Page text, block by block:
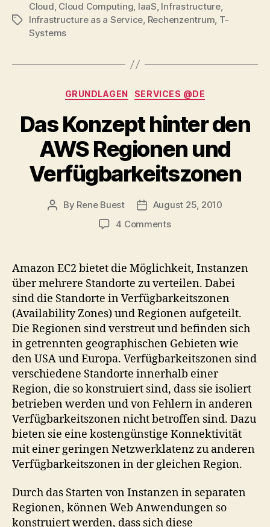
Tags
Cloud, Cloud Computing, IaaS, Infrastructure,
Infrastructure as a Service, Rechenzentrum, T-
Systems
Categories
GRUNDLAGEN SERVICES @DE
Das Konzept hinter den
AWS Regionen und
Verfügbarkeitszonen
Post
By Rene Buest
PostAugust 25, 2010
4 Commentson
hinter
den
AWS
Regionen
und
Verfügbarkeitszonen
Amazon EC2 bietet die Möglichkeit, Instanzen
über mehrere Standorte zu verteilen. Dabei
sind die Standorte in Verfügbarkeitszonen
(Availability Zones) und Regionen aufgeteilt.
Die Regionen sind verstreut und befinden sich
in getrennten geographischen Gebieten wie
den USA und Europa. Verfügbarkeitszonen sind
verschiedene Standorte innerhalb einer
Region, die so konstruiert sind, dass sie isoliert
betrieben werden und von Fehlern in anderen
Verfügbarkeitszonen nicht betroffen sind. Dazu
bieten sie eine kostengünstige Konnektivität
mit einer geringen Netzwerklatenz zu anderen
Verfügbarkeitszonen in der gleichen Region.
Durch das Starten von Instanzen in separaten
Regionen, können Web Anwendungen so
konstruiert werden, dass sich diese